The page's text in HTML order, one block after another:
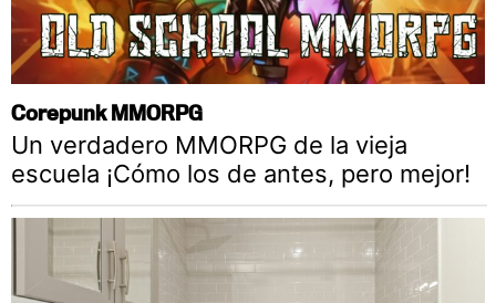
Corepunk MMORPG
Un verdadero MMORPG de la vieja
escuela ¡Cómo los de antes, pero mejor!